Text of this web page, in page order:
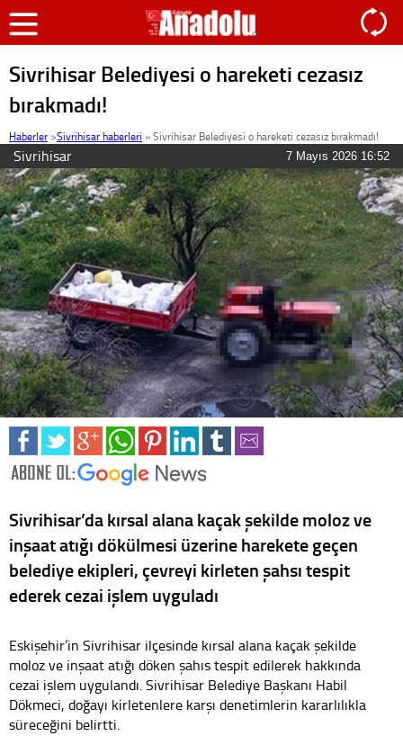
Sivrihisar Belediyesi o hareketi cezasız
bırakmadı!
Haberler >Sivrihisar haberleri »Sivrihisar Belediyesi o hareketi cezasız bırakmadı!
Sivrihisar 7 Mayıs 2026 16:52
Sivrihisar’da kırsal alana kaçak şekilde moloz ve
inşaat atığı dökülmesi üzerine harekete geçen
belediye ekipleri, çevreyi kirleten şahsı tespit
ederek cezai işlem uyguladı
Eskişehir’in Sivrihisar ilçesinde kırsal alana kaçak şekilde
moloz ve inşaat atığı döken şahıs tespit edilerek hakkında
cezai işlem uygulandı. Sivrihisar Belediye Başkanı Habil
Dökmeci, doğayı kirletenlere karşı denetimlerin kararlılıkla
süreceğini belirtti.